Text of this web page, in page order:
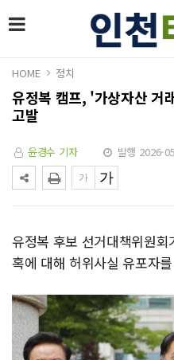
HOME 정치
유정복 캠프, '가상자산 거
고발
윤경수 기자 발행 2026-
유정복 후보 선거대책위원
혹에 대해 허위사실 유포자